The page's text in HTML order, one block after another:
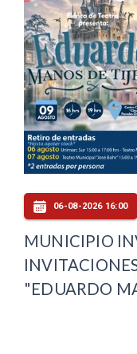
06-08-2026 16:00
MUNICIPIO
"EDUARDO